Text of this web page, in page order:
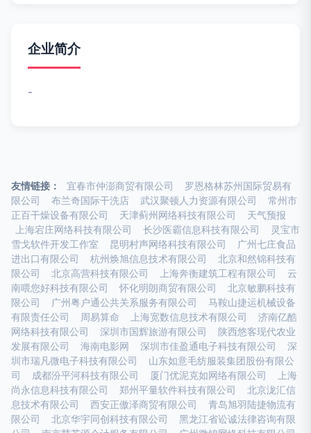
企业简介
-
友情链接： 宜春市仲澎商贸有限公司
罗恩格林苏州国际贸易有
限公司
布兰奇国际干洗店 武汉聚顿人力资源有限公司
常州市
正百干燥设备有限公司
天津蓟州网络科技有限公司
天气预报
上海宕庄网络科技有限公司
长沙医霸信息科技有限公司
灵宝市
雪戈软件开发工作室
昆明村声网络科技有限公司
广州七庄食品
进出口有限公司
杭州焕旭信息技术有限公司
北京和然锦科技有
限公司
北京高营科技有限公司 上海奔衡建筑工程有限公司
云
南喂您好科技有限公司
怀化明朗商贸有限公司
北京敏鹏科技有
限公司
广州粤户通公共关系服务有限公司
马鞍山捷运机械设备
有限责任公司
周易算命 上海宽数信息技术有限公司
济南亿酷
网络科技有限公司
深圳市国辉旅游有限公司
陕西悠客现代农业
发展有限公司
海南电影网 深圳市佳盈通电子科技有限公司
深
圳市瑞凡微电子科技有限公司
山东如意毛纺服装集团股份有限公
司
成都汾平河科技有限公司 厦门优泥克如网络有限公司
上海
尚永信息科技有限公司
郑州平量软件科技有限公司
北京泷汇信
息技术有限公司
西安正傲泽商贸有限公司
青岛旭羽陆捷物流有
限公司
北京华宇同创科技有限公司
黑龙江省讼诚法律咨询有限